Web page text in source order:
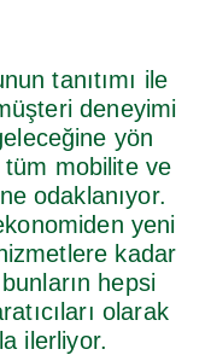
tanıtımı ile
deneyimi
yön
mobilite ve
odaklanıyor.
yeni
kadar
hepsi
olarak
ilerliyor.